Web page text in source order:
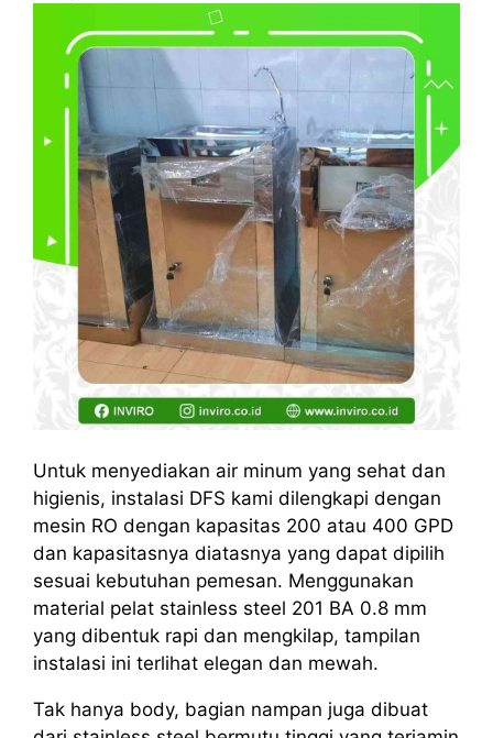
Untuk menyediakan air minum yang sehat dan
higienis, instalasi DFS kami dilengkapi dengan
mesin RO dengan kapasitas 200 atau 400 GPD
dan kapasitasnya diatasnya yang dapat dipilih
sesuai kebutuhan pemesan. Menggunakan
material pelat stainless steel 201 BA 0.8 mm
yang dibentuk rapi dan mengkilap, tampilan
instalasi ini terlihat elegan dan mewah.
Tak hanya body, bagian nampan juga dibuat